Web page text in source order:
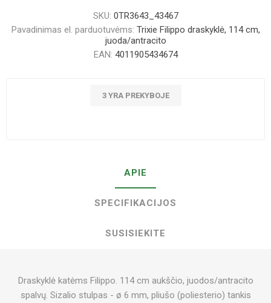
SKU: 0TR3643_43467
Pavadinimas el. parduotuvėms: Trixie Filippo draskyklė, 114 cm,
juoda/antracito
EAN: 4011905434674
3 YRA PREKYBOJE
APIE
SPECIFIKACIJOS
SUSISIEKITE
Draskyklė katėms Filippo. 114 cm aukščio, juodos/antracito
spalvų. Sizalio stulpas - ø 6 mm, pliušo (poliesterio) tankis